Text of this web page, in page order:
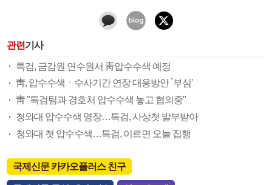
관련기사
특검, 금감원 연수원서 靑압수수색 예정
靑, 압수수색ㆍ수사기간 연장 대응방안 `부심'
靑 "특검팀과 경호처 압수수색 놓고 협의중"
청와대 압수수색 영장…특검, 사상첫 발부받아
청와대 첫 압수수색…특검, 이르면 오늘 집행
국제신문 카카오플러스 친구